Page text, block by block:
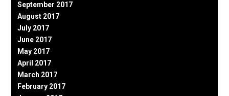
September 2017
August 2017
July 2017
June 2017
May 2017
April 2017
March 2017
February 2017